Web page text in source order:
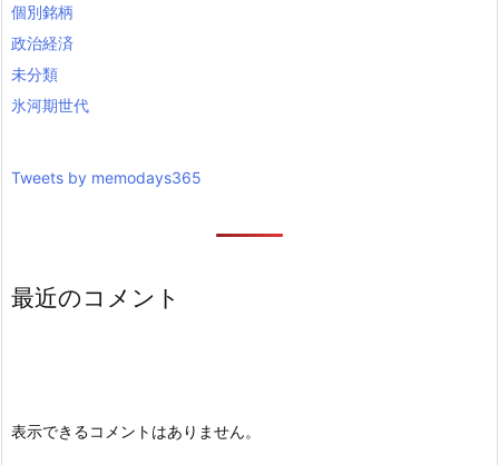
個別銘柄
政治経済
未分類
氷河期世代
Tweets by memodays365
最近のコメント
表示できるコメントはありません。